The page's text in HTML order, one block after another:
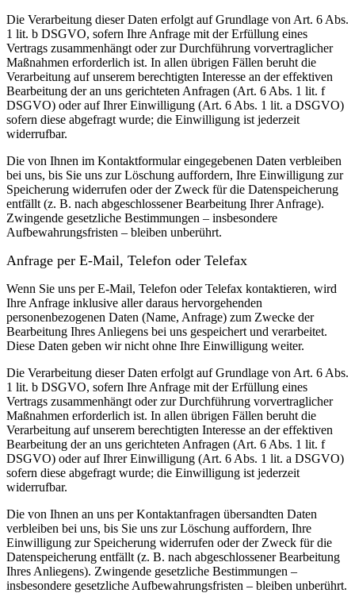
Die Verarbeitung dieser Daten erfolgt auf Grundlage von Art. 6 Abs.
1 lit. b DSGVO, sofern Ihre Anfrage mit der Erfüllung eines
Vertrags zusammenhängt oder zur Durchführung vorvertraglicher
Maßnahmen erforderlich ist. In allen übrigen Fällen beruht die
Verarbeitung auf unserem berechtigten Interesse an der effektiven
Bearbeitung der an uns gerichteten Anfragen (Art. 6 Abs. 1 lit. f
DSGVO) oder auf Ihrer Einwilligung (Art. 6 Abs. 1 lit. a DSGVO)
sofern diese abgefragt wurde; die Einwilligung ist jederzeit
widerrufbar.
Die von Ihnen im Kontaktformular eingegebenen Daten verbleiben
bei uns, bis Sie uns zur Löschung auffordern, Ihre Einwilligung zur
Speicherung widerrufen oder der Zweck für die Datenspeicherung
entfällt (z. B. nach abgeschlossener Bearbeitung Ihrer Anfrage).
Zwingende gesetzliche Bestimmungen – insbesondere
Aufbewahrungsfristen – bleiben unberührt.
Anfrage per E-Mail, Telefon oder Telefax
Wenn Sie uns per E-Mail, Telefon oder Telefax kontaktieren, wird
Ihre Anfrage inklusive aller daraus hervorgehenden
personenbezogenen Daten (Name, Anfrage) zum Zwecke der
Bearbeitung Ihres Anliegens bei uns gespeichert und verarbeitet.
Diese Daten geben wir nicht ohne Ihre Einwilligung weiter.
Die Verarbeitung dieser Daten erfolgt auf Grundlage von Art. 6 Abs.
1 lit. b DSGVO, sofern Ihre Anfrage mit der Erfüllung eines
Vertrags zusammenhängt oder zur Durchführung vorvertraglicher
Maßnahmen erforderlich ist. In allen übrigen Fällen beruht die
Verarbeitung auf unserem berechtigten Interesse an der effektiven
Bearbeitung der an uns gerichteten Anfragen (Art. 6 Abs. 1 lit. f
DSGVO) oder auf Ihrer Einwilligung (Art. 6 Abs. 1 lit. a DSGVO)
sofern diese abgefragt wurde; die Einwilligung ist jederzeit
widerrufbar.
Die von Ihnen an uns per Kontaktanfragen übersandten Daten
verbleiben bei uns, bis Sie uns zur Löschung auffordern, Ihre
Einwilligung zur Speicherung widerrufen oder der Zweck für die
Datenspeicherung entfällt (z. B. nach abgeschlossener Bearbeitung
Ihres Anliegens). Zwingende gesetzliche Bestimmungen –
insbesondere gesetzliche Aufbewahrungsfristen – bleiben unberührt.